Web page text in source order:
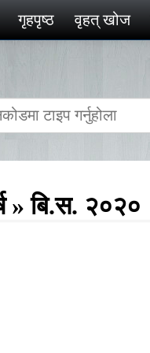
गृहपृष्‍ठ वृहत् खोज
» बि.स. २०२०